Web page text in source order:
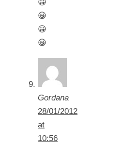
😀
😀
😀
😀
Gordana
28/01/2012
at
10:56